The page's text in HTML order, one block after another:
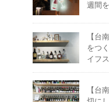
週間
【台
をつ
イフ
【台